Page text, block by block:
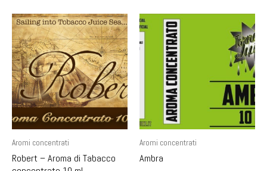
Aromi concentrati
Robert – Aroma di Tabacco
Aromi concentrati
Ambra